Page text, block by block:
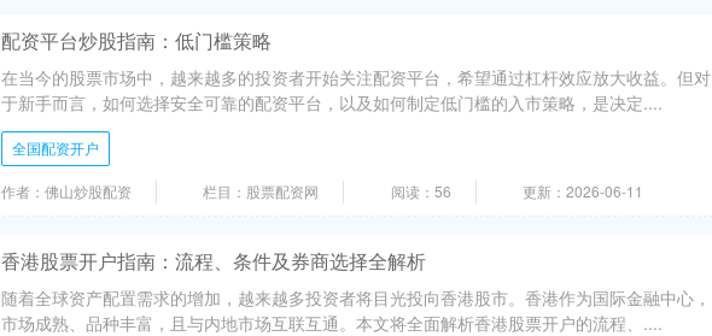
配资平台炒股指南：低门槛策略
在当今的股票市场中，越来越多的投资者开始关注配资平台，希望通过杠杆效应放大收益。但对
于新手而言，如何选择安全可靠的配资平台，以及如何制定低门槛的入市策略，是决定....
全国配资开户
作者：佛山炒股配资 栏目：股票配资网 阅读：56 更新：2026-06-11
香港股票开户指南：流程、条件及券商选择全解析
随着全球资产配置需求的增加，越来越多投资者将目光投向香港股市。香港作为国际金融中心，
市场成熟、品种丰富，且与内地市场互联互通。本文将全面解析香港股票开户的流程、....